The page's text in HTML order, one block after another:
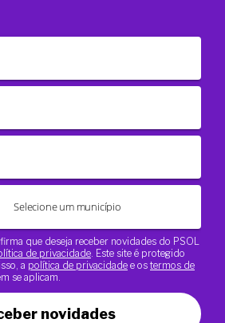
que deseja receber novidades do PSOL
de privacidade . Este site é protegido
a política de privacidade e os termos de
se aplicam.
novidades